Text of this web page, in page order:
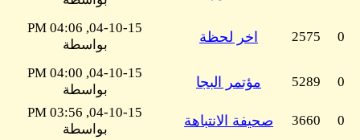
0
2575 اخر لحظة
04-10-15, 04:06 PM
بواسطة
0
5289 مؤتمر البجا
04-10-15, 04:00 PM
بواسطة
0
3660 صحيفة الانتباهة
04-10-15, 03:56 PM
بواسطة